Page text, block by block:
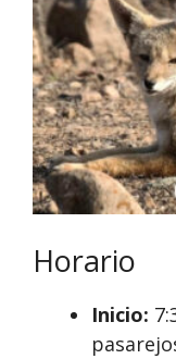
Horario
Inicio: